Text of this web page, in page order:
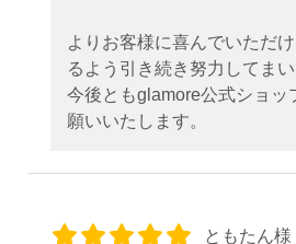
よりお客様に喜んでいただ
るよう引き続き努力してまい
今後ともglamore公式ショッ
願いいたします。
ともたん様